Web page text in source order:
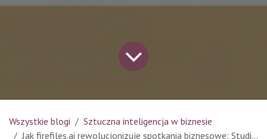
Wszystkie blogi
Sztuczna inteligencja w biznesie
Jak firefiles.ai rewolucjonizuje spotkania biznesowe: Studium przypadku firmy XYZ